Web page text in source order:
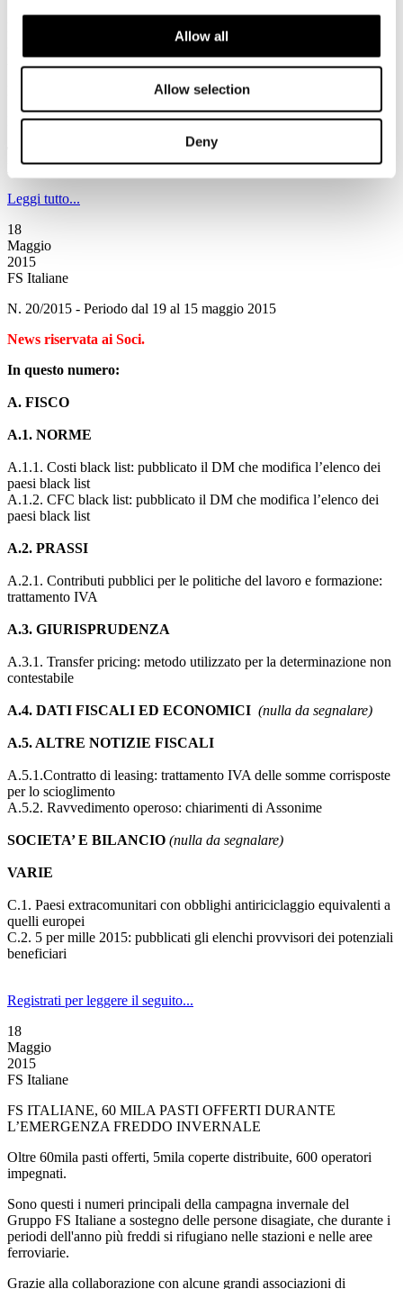
Allow all
Allow selection
Deny
Associazione Italiana Confindustria Alberghi
Newsletter N. 87 del 19/05/2015
News
ROMA, 28 maggio 2015 - presso The Church Palace
Leggi tutto...
18
Maggio
2015
FS Italiane
N. 20/2015 - Periodo dal 19 al 15 maggio 2015
News riservata ai Soci.
In questo numero:
A. FISCO
A.1. NORME
A.1.1. Costi black list: pubblicato il DM che modifica l’elenco dei
paesi black list
A.1.2. CFC black list: pubblicato il DM che modifica l’elenco dei
paesi black list
A.2. PRASSI
A.2.1. Contributi pubblici per le politiche del lavoro e formazione:
trattamento IVA
A.3. GIURISPRUDENZA
A.3.1. Transfer pricing: metodo utilizzato per la determinazione non
contestabile
A.4. DATI FISCALI ED ECONOMICI (nulla da segnalare)
A.5. ALTRE NOTIZIE FISCALI
A.5.1.Contratto di leasing: trattamento IVA delle somme corrisposte
per lo scioglimento
A.5.2. Ravvedimento operoso: chiarimenti di Assonime
SOCIETA’ E BILANCIO (nulla da segnalare)
VARIE
C.1. Paesi extracomunitari con obblighi antiriciclaggio equivalenti a
quelli europei
C.2. 5 per mille 2015: pubblicati gli elenchi provvisori dei potenziali
beneficiari
Registrati per leggere il seguito...
18
Maggio
2015
FS Italiane
FS ITALIANE, 60 MILA PASTI OFFERTI DURANTE
L’EMERGENZA FREDDO INVERNALE
Oltre 60mila pasti offerti, 5mila coperte distribuite, 600 operatori
impegnati.
Sono questi i numeri principali della campagna invernale del
Gruppo FS Italiane a sostegno delle persone disagiate, che durante i
periodi dell'anno più freddi si rifugiano nelle stazioni e nelle aree
ferroviarie.
Grazie alla collaborazione con alcune grandi associazioni di